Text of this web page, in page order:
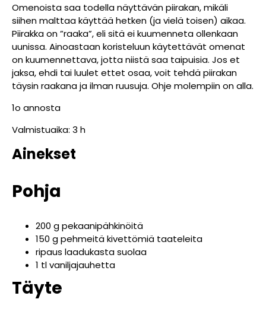
Omenoista saa todella näyttävän piirakan, mikäli
siihen malttaa käyttää hetken (ja vielä toisen) aikaa.
Piirakka on ”raaka”, eli sitä ei kuumenneta ollenkaan
uunissa. Ainoastaan koristeluun käytettävät omenat
on kuumennettava, jotta niistä saa taipuisia. Jos et
jaksa, ehdi tai luulet ettet osaa, voit tehdä piirakan
täysin raakana ja ilman ruusuja. Ohje molempiin on alla.
1o annosta
Valmistuaika: 3 h
Ainekset
Pohja
200 g pekaanipähkinöitä
150 g pehmeitä kivettömiä taateleita
ripaus laadukasta suolaa
1 tl vaniljajauhetta
Täyte